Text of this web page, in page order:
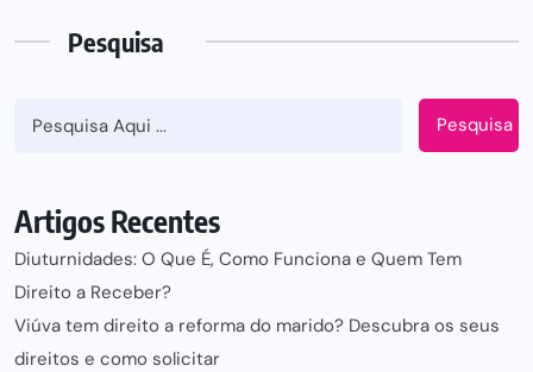
Pesquisa
Pesquisa
Artigos Recentes
Diuturnidades: O Que É, Como Funciona e Quem Tem
Direito a Receber?
Viúva tem direito a reforma do marido? Descubra os seus
direitos e como solicitar